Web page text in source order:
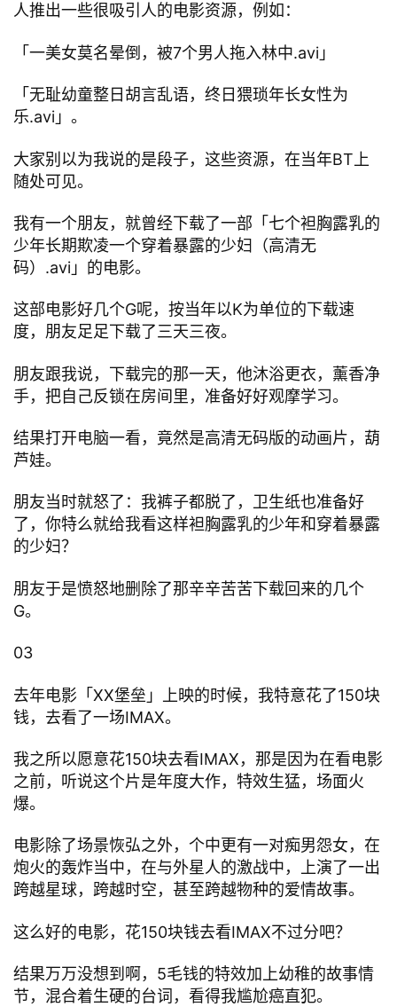
人推出一些很吸引人的电影资源，例如：
「一美女莫名晕倒，被7个男人拖入林中.avi」
「无耻幼童整日胡言乱语，终日猥琐年长女性为
乐.avi」。
大家别以为我说的是段子，这些资源，在当年BT上
随处可见。
我有一个朋友，就曾经下载了一部「七个袒胸露乳的
少年长期欺凌一个穿着暴露的少妇（高清无
码）.avi」的电影。
这部电影好几个G呢，按当年以K为单位的下载速
度，朋友足足下载了三天三夜。
朋友跟我说，下载完的那一天，他沐浴更衣，薰香净
手，把自己反锁在房间里，准备好好观摩学习。
结果打开电脑一看，竟然是高清无码版的动画片，葫
芦娃。
朋友当时就怒了：我裤子都脱了，卫生纸也准备好
了，你特么就给我看这样袒胸露乳的少年和穿着暴露
的少妇？
朋友于是愤怒地删除了那辛辛苦苦下载回来的几个
G。
03
去年电影「XX堡垒」上映的时候，我特意花了150块
钱，去看了一场IMAX。
我之所以愿意花150块去看IMAX，那是因为在看电影
之前，听说这个片是年度大作，特效生猛，场面火
爆。
电影除了场景恢弘之外，个中更有一对痴男怨女，在
炮火的轰炸当中，在与外星人的激战中，上演了一出
跨越星球，跨越时空，甚至跨越物种的爱情故事。
这么好的电影，花150块钱去看IMAX不过分吧？
结果万万没想到啊，5毛钱的特效加上幼稚的故事情
节，混合着生硬的台词，看得我尴尬癌直犯。